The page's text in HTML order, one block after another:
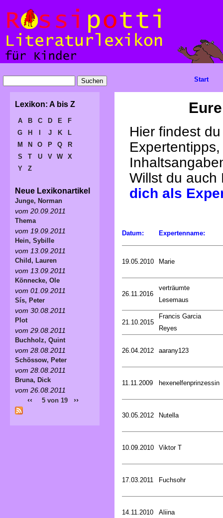
Hier findest
Willst du
dich als
Datum: Expertenname:
19.05.2010 Marie
26.11.2016
verträumte
Lesemaus
21.10.2015
Francis Garcia
Reyes
26.04.2012 aarany123
11.11.2009 hexenelfenprinzessin
30.05.2012 Nutella
10.09.2010 Viktor T
17.03.2011 Fuchsohr
14.11.2010 Aliina
Start
Lexikon: A bis Z
A B C D E
F
G
H J K
L
M
N O P Q
R
S
T U V W
X
Y
Z
Neue Lexikonartikel
Junge, Norman
vom 20.09.2011
Thema
vom 19.09.2011
Hein, Sybille
vom 13.09.2011
Child, Lauren
vom 13.09.2011
Könnecke, Ole
vom 01.09.2011
Sís, Peter
vom 30.08.2011
Plot
vom 29.08.2011
Buchholz, Quint
vom 28.08.2011
Schössow, Peter
vom 28.08.2011
Bruna, Dick
vom 26.08.2011
‹‹ 5 von 19 ››